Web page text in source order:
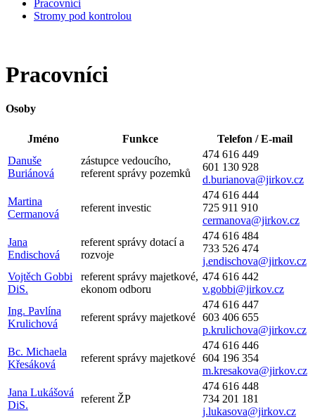
Pracovníci
Stromy pod kontrolou
Pracovníci
Osoby
Jméno Funkce
Telefon / E-mail
Danuše
Buriánová
zástupce vedoucího,
referent správy pozemků
474 616 449
601 130 928
d.burianova@jirkov.cz
Martina
Cermanová
referent investic
474 616 444
725 911 910
cermanova@jirkov.cz
Jana
Endischová
referent správy dotací a
rozvoje
474 616 484
733 526 474
j.endischova@jirkov.cz
Vojtěch Gobbi
DiS.
referent správy majetkové,
ekonom odboru
474 616 442
v.gobbi@jirkov.cz
Ing. Pavlína
Krulichová
referent správy majetkové
474 616 447
603 406 655
p.krulichova@jirkov.cz
Bc. Michaela
Křesáková
referent správy majetkové
474 616 446
604 196 354
m.kresakova@jirkov.cz
Jana Lukášová
DiS.
referent ŽP
474 616 448
734 201 181
j.lukasova@jirkov.cz